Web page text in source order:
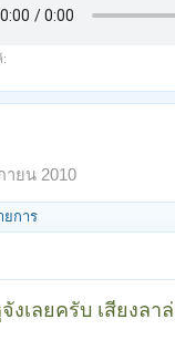
:
ายน 2010
ยการ
เลยครับ เสียงลา